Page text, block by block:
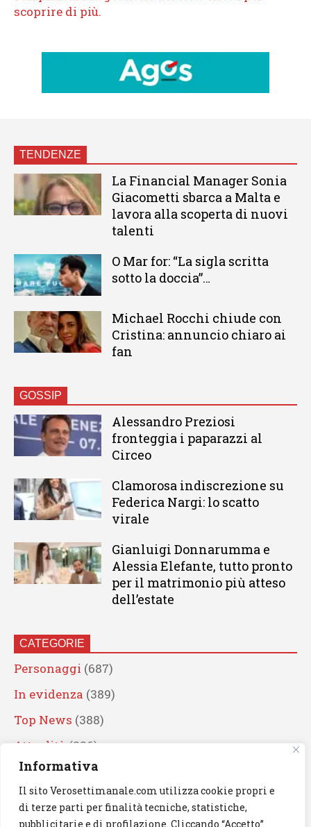
Informativa
Il sito Verosettimanale.com utilizza cookie propri e
di terze parti per finalità tecniche, statistiche,
pubblicitarie e di profilazione. Cliccando “Accetto”
TENDENZE
La Financial Manager Sonia
Giacometti sbarca a Malta e
lavora alla scoperta di nuovi
talenti
O Mar for: “La sigla scritta
sotto la doccia”…
Michael Rocchi chiude con
Cristina: annuncio chiaro ai
fan
GOSSIP
Alessandro Preziosi
fronteggia i paparazzi al
Circeo
Clamorosa indiscrezione su
Federica Nargi: lo scatto
virale
Gianluigi Donnarumma e
Alessia Elefante, tutto pronto
per il matrimonio più atteso
dell’estate
CATEGORIE
Personaggi (687)
In evidenza (389)
Top News (388)
Attualità (336)
Eventi(330)
Artisti (241)
News(238)